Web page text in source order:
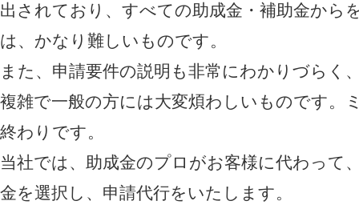
出されており、すべての助成金・補助金から
は、かなり難しいものです。
また、申請要件の説明も非常にわかりづらく
複雑で一般の方には大変煩わしいものです。
終わりです。
当社では、助成金のプロがお客様に代わって
金を選択し、申請代行をいたします。